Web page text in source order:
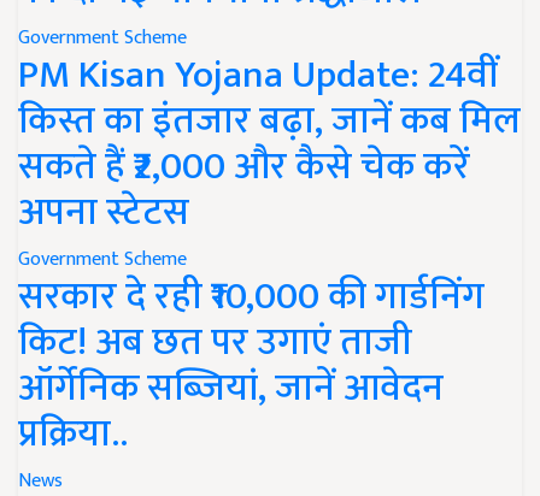
Government Scheme
PM Kisan Yojana Update: 24वीं
किस्त का इंतजार बढ़ा, जानें कब मिल
सकते हैं ₹2,000 और कैसे चेक करें
अपना स्टेटस
Government Scheme
सरकार दे रही ₹10,000 की गार्डनिंग
किट! अब छत पर उगाएं ताजी
ऑर्गेनिक सब्जियां, जानें आवेदन
प्रक्रिया..
News